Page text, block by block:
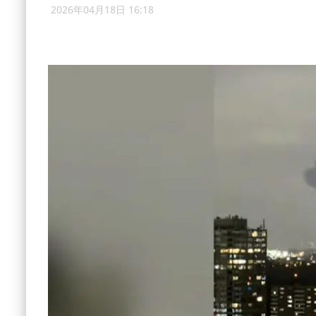
2026年04月18日 16:18